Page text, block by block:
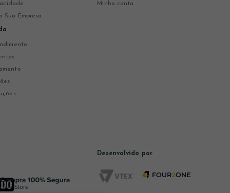
Sua Empresa
Minha conta
Desenvolvido por